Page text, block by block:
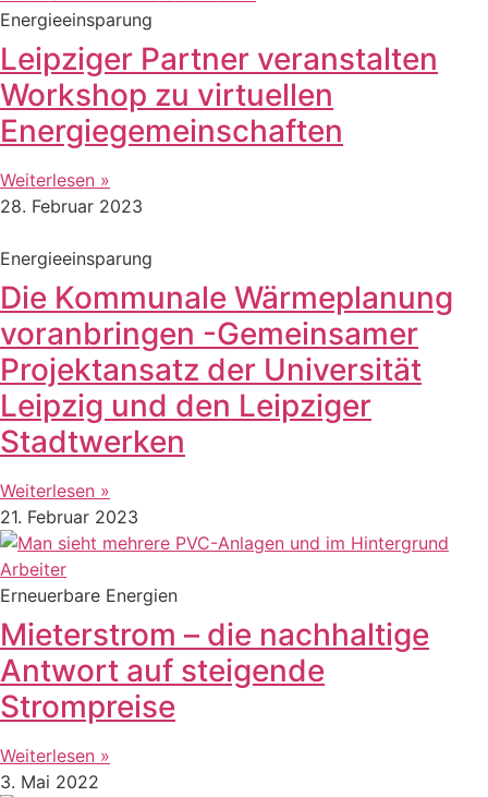
Energieeinsparung
Leipziger Partner veranstalten
Workshop zu virtuellen
Energiegemeinschaften
Weiterlesen »
28. Februar 2023
Energieeinsparung
Die Kommunale Wärmeplanung
voranbringen -Gemeinsamer
Projektansatz der Universität
Leipzig und den Leipziger
Stadtwerken
Weiterlesen »
21. Februar 2023
Erneuerbare Energien
Mieterstrom – die nachhaltige
Antwort auf steigende
Strompreise
Weiterlesen »
3. Mai 2022